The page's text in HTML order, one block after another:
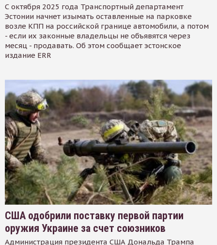
С октября 2025 года Транспортный департамент
Эстонии начнет изымать оставленные на парковке
возле КПП на российской границе автомобили, а потом
- если их законные владельцы не объявятся через
месяц - продавать. Об этом сообщает эстонское
издание ERR
США одобрили поставку первой партии
оружия Украине за счет союзников
Администрация президента США Дональда Трампа